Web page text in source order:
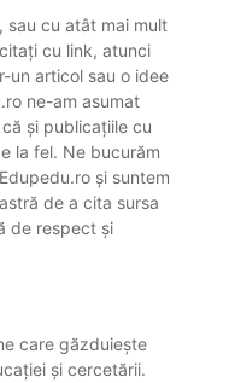
sau cu atât mai mult
cu link, atunci
un articol sau o idee
ne-am asumat
și publicațiile cu
la fel. Ne bucurăm
și suntem
de a cita sursa
de respect și
care găzduiește
și cercetării.